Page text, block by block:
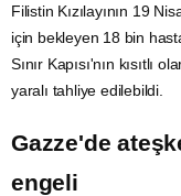
Filistin Kızılayının 19
için bekleyen 18 bin
Sınır Kapısı'nın kısıtlı
yaralı tahliye edilebildi.
Gazze'de
engeli